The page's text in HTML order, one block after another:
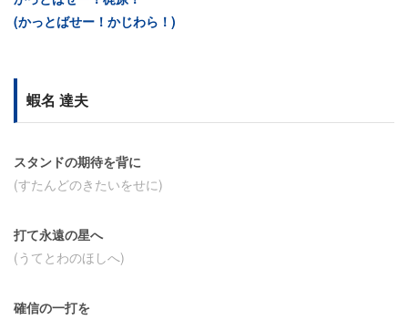
(かっとばせー！かじわら！)
蝦名 達夫
スタンドの期待を背に
(すたんどのきたいをせに)
打て永遠の星へ
(うてとわのほしへ)
確信の一打を